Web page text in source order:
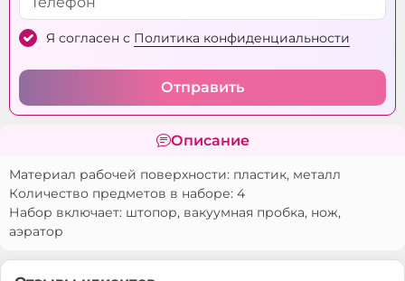
Я согласен с Политика конфиденциальности
Отправить
Описание
Материал рабочей поверхности: пластик, металл
Количество предметов в наборе: 4
Набор включает: штопор, вакуумная пробка, нож,
аэратор